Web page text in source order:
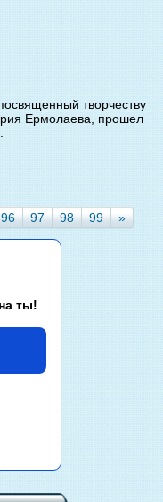
творчеству
Ермолаева, прошел
96 97 98 99 »
ты!